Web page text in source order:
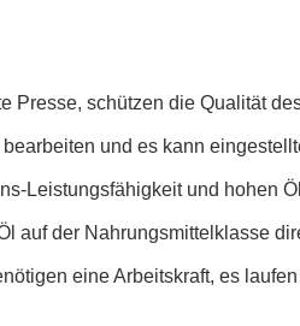
Presse, schützen die Qualität
und es kann
Leistungsfähigkeit und hohen
auf der Nahrungsmittelklasse
eine Arbeitskraft, es